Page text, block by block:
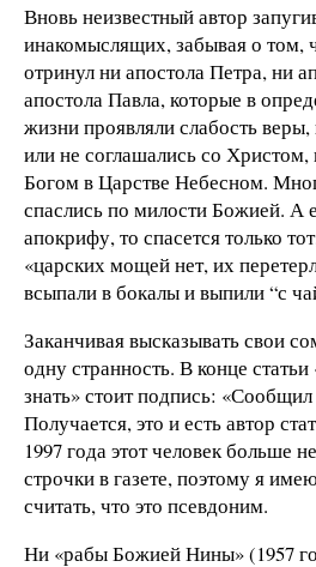
Вновь неизвестный автор
инакомыслящих, забывая о том,
отринул ни апостола Петра, ни
апостола Павла, которые в
жизни проявляли слабость
или не соглашались со Христом,
Богом в Царстве Небесном.
спаслись по милости Божией. А
апокрифу, то спасется только
«царских мощей нет, их
всыпали в бокалы и выпили “с
Заканчивая высказывать свои
одну странность. В конце
знать» стоит подпись:
Получается, это и есть автор
1997 года этот человек больше
строчки в газете, поэтому я
считать, что это псевдоним.
Ни «рабы Божией Нины» (1957